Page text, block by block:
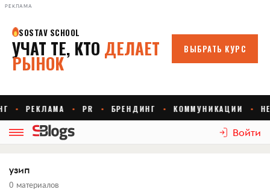
РЕКЛАМА
Войти
узип
0 материалов